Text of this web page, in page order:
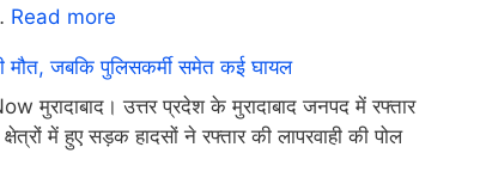
Read more
जबकि पुलिसकर्मी समेत कई घायल
उत्तर प्रदेश के मुरादाबाद जनपद में रफ्तार
में हुए सड़क हादसों ने रफ्तार की लापरवाही की पोल